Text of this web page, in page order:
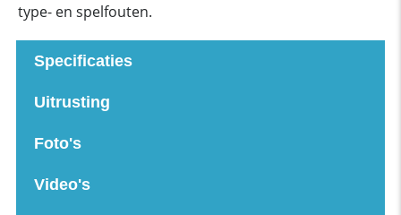
type- en spelfouten.
Specificaties
Uitrusting
Foto's
Video's